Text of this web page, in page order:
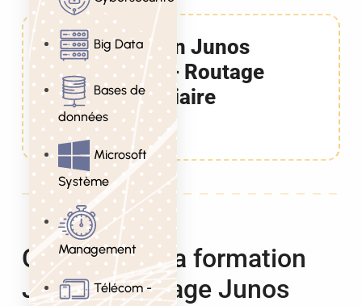
Big Data
Bases de
données
Microsoft
Système
Management
Télécom -
Formation Junos
Juniper – Routage
intermédiaire
2 Jours
Objectifs de la formation
Juniper Routage Junos